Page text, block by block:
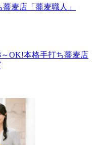
麦店「蕎麦職人」
OK!本格手打ち蕎麦店